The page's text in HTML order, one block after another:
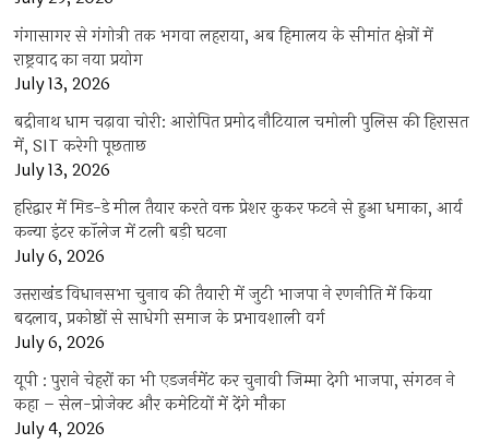
गंगासागर से गंगोत्री तक भगवा लहराया, अब हिमालय के सीमांत क्षेत्रों में
राष्ट्रवाद का नया प्रयोग
July 13, 2026
बद्रीनाथ धाम चढ़ावा चोरी: आरोपित प्रमोद नौटियाल चमोली पुलिस की हिरासत
में, SIT करेगी पूछताछ
July 13, 2026
हरिद्वार में मिड-डे मील तैयार करते वक्त प्रेशर कुकर फटने से हुआ धमाका, आर्य
कन्या इंटर कॉलेज में टली बड़ी घटना
July 6, 2026
उत्तराखंंड विधानसभा चुनाव की तैयारी में जुटी भाजपा ने रणनीति में किया
बदलाव, प्रकोष्ठों से साधेगी समाज के प्रभावशाली वर्ग
July 6, 2026
यूपी : पुराने चेहरों का भी एडजर्नमेंट कर चुनावी जिम्मा देगी भाजपा, संगठन ने
कहा – सेल-प्रोजेक्ट और कमेटियों में देंगे मौका
July 4, 2026